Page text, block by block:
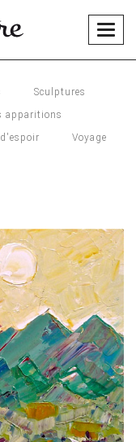
Sculptures
apparitions
Voyage